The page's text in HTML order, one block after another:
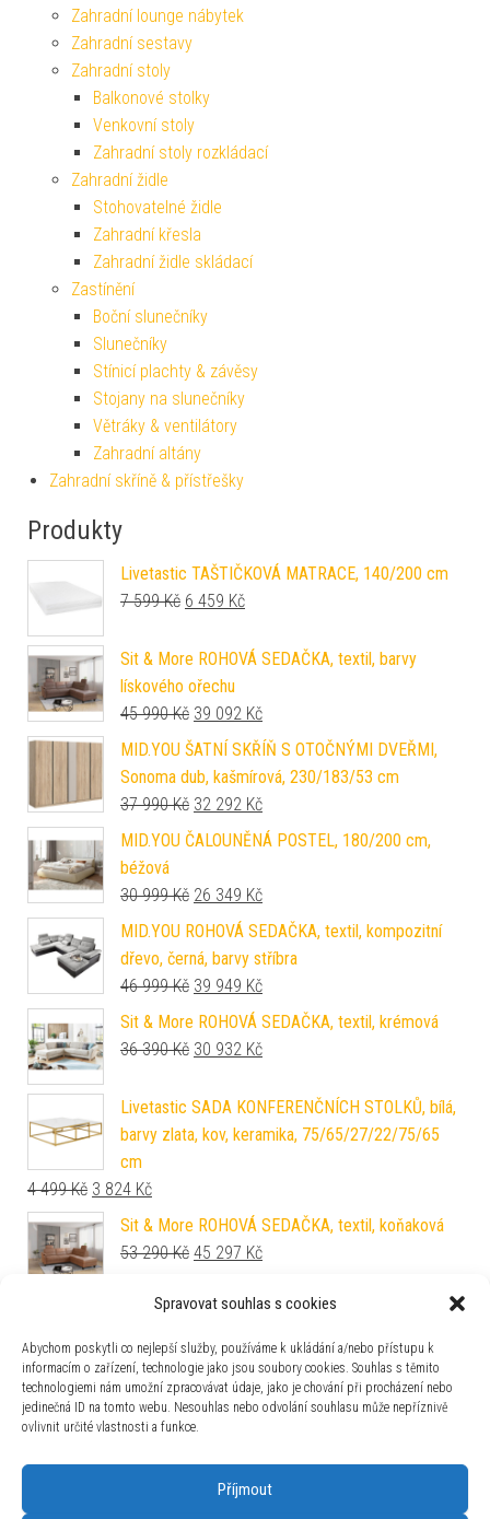
Spravovat souhlas s cookies
Abychom poskytli co nejlepší služby, používáme k ukládání a/nebo přístupu k
informacím o zařízení, technologie jako jsou soubory cookies. Souhlas s těmito
technologiemi nám umožní zpracovávat údaje, jako je chování při procházení nebo
jedinečná ID na tomto webu. Nesouhlas nebo odvolání souhlasu může nepříznivě
ovlivnit určité vlastnosti a funkce.
Příjmout
Zahradní lounge nábytek
Zahradní sestavy
Zahradní stoly
Balkonové stolky
Venkovní stoly
Zahradní stoly rozkládací
Zahradní židle
Stohovatelné židle
Zahradní křesla
Zahradní židle skládací
Zastínění
Boční slunečníky
Slunečníky
Stínicí plachty & závěsy
Stojany na slunečníky
Větráky & ventilátory
Zahradní altány
Zahradní skříně & přístřešky
Produkty
Livetastic TAŠTIČKOVÁ MATRACE, 140/200 cm
7 599Kč Původní cena byla: 7 599 Kč.
6 459 KčAktuální cena je: 6 459 Kč.
Sit & More ROHOVÁ SEDAČKA, textil, barvy
lískového ořechu
45 990Kč Původní cena byla: 45 990 Kč.
39 092 KčAktuální cena je: 39 092 Kč.
MID.YOU ŠATNÍ SKŘÍŇ S OTOČNÝMI DVEŘMI,
Sonoma dub, kašmírová, 230/183/53 cm
37 990Kč Původní cena byla: 37 990 Kč.
32 292 KčAktuální cena je: 32 292 Kč.
MID.YOU ČALOUNĚNÁ POSTEL, 180/200 cm,
béžová
30 999Kč Původní cena byla: 30 999 Kč.
26 349 KčAktuální cena je: 26 349 Kč.
MID.YOU ROHOVÁ SEDAČKA, textil, kompozitní
dřevo, černá, barvy stříbra
46 999Kč Původní cena byla: 46 999 Kč.
39 949 KčAktuální cena je: 39 949 Kč.
Sit & More ROHOVÁ SEDAČKA, textil, krémová
36 390Kč Původní cena byla: 36 390 Kč.
30 932 KčAktuální cena je: 30 932 Kč.
Livetastic SADA KONFERENČNÍCH STOLKŮ, bílá,
barvy zlata, kov, keramika, 75/65/27/22/75/65
cm
4 499Kč Původní cena byla: 4 499 Kč.
3 824 KčAktuální cena je: 3 824 Kč.
Sit & More ROHOVÁ SEDAČKA, textil, koňaková
53 290Kč Původní cena byla: 53 290 Kč.
45 297 KčAktuální cena je: 45 297 Kč.
MID.YOU ROHOVÁ SEDAČKA, textil, béžová
41 290
Kč 35 097 Kč
Carryhome SKŘÍŇ S POSUVNÝMI DVEŘMI, bílá,
barvy dubu, 120/190,5/61,2 cm